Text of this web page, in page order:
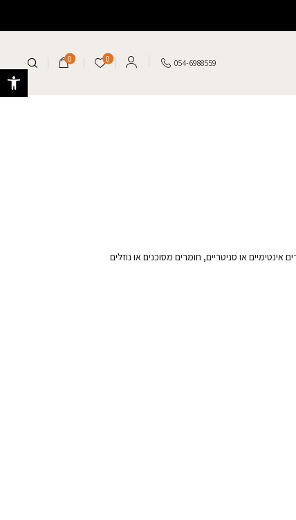
054-6988559
0הרשימה שלי
0
או סניטריים, חומרים מסוכנים או נוזלים